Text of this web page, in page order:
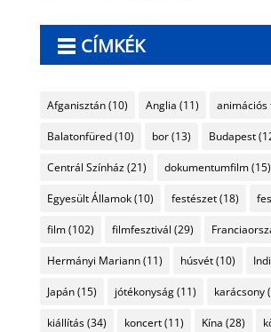
CÍMKÉK
Afganisztán(10) Anglia (11) animációs
Balatonfüred(10) bor(13) Budapest
Centrál Színház(21) dokumentumfilm(15)
Egyesült Államok(10) festészet(18)
film(102) filmfesztivál (29)
Hermányi Mariann(11) húsvét(10)
Japán(15) jótékonyság(11) karácsony
kiállítás(34) koncert(11) Kína (28)